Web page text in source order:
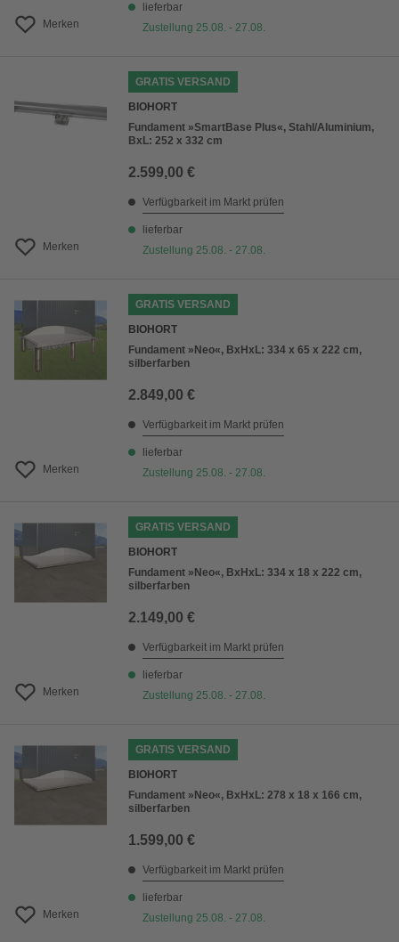
Merken
lieferbar
Zustellung 25.08. - 27.08.
Merken
GRATIS VERSAND
BIOHORT
Fundament »SmartBase Plus«, Stahl/Aluminium,
BxL: 252 x 332 cm
2.599,00 €
Verfügbarkeit im Markt prüfen
lieferbar
Zustellung 25.08. - 27.08.
Merken
GRATIS VERSAND
BIOHORT
Fundament »Neo«, BxHxL: 334 x 65 x 222 cm,
silberfarben
2.849,00 €
Verfügbarkeit im Markt prüfen
lieferbar
Zustellung 25.08. - 27.08.
Merken
GRATIS VERSAND
BIOHORT
Fundament »Neo«, BxHxL: 334 x 18 x 222 cm,
silberfarben
2.149,00 €
Verfügbarkeit im Markt prüfen
lieferbar
Zustellung 25.08. - 27.08.
Merken
GRATIS VERSAND
BIOHORT
Fundament »Neo«, BxHxL: 278 x 18 x 166 cm,
silberfarben
1.599,00 €
Verfügbarkeit im Markt prüfen
lieferbar
Zustellung 25.08. - 27.08.